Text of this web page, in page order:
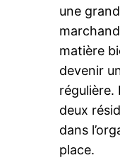
une
matière
devenir
régulière.
deux
dans
place.